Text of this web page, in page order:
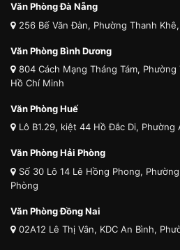
Văn Phòng Đà Nẵng
256 Bế Văn Đàn, Phường Thanh
Văn Phòng Bình Dương
804 Cách Mạng Tháng Tám,
Hồ Chí Minh
Văn Phòng Huế
Lô B1.29, kiệt 44 Hồ Đắc Di,
Văn Phòng Hải Phòng
Số 30 Lô 14 Lê Hồng Phong,
Phòng
Văn Phòng Đồng Nai
02A12 Lê Thị Vân, KDC An Bình,